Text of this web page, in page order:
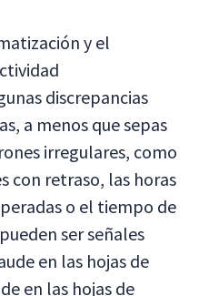
y el
discrepancias
a menos que sepas
irregulares, como
con retraso, las horas
o el tiempo de
ser señales
en las hojas de
en las hojas de